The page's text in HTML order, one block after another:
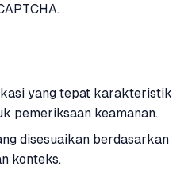
yang tepat karakteristik
pemeriksaan keamanan.
disesuaikan berdasarkan
konteks.